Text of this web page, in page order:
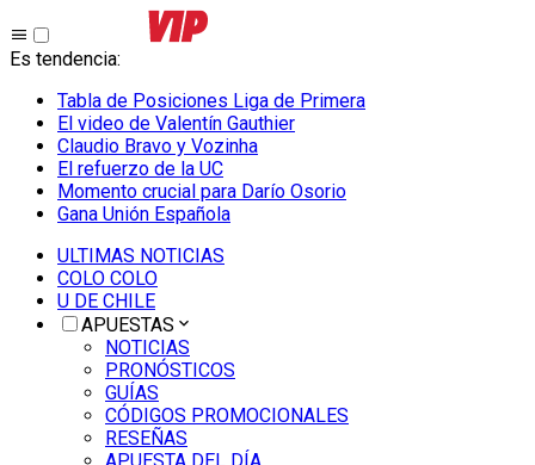
Es tendencia:
Tabla de Posiciones Liga de Primera
El video de Valentín Gauthier
Claudio Bravo y Vozinha
El refuerzo de la UC
Momento crucial para Darío Osorio
Gana Unión Española
ULTIMAS NOTICIAS
COLO COLO
U DE CHILE
APUESTAS
NOTICIAS
PRONÓSTICOS
GUÍAS
CÓDIGOS PROMOCIONALES
RESEÑAS